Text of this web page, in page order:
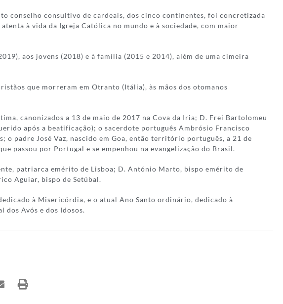
conselho consultivo de cardeais, dos cinco continentes, foi concretizada
à vida da Igreja Católica no mundo e à sociedade, com maior
aos jovens (2018) e à família (2015 e 2014), além de uma cimeira
que morreram em Otranto (Itália), às mãos dos otomanos
canonizados a 13 de maio de 2017 na Cova da Iria; D. Frei Bartolomeu
após a beatificação); o sacerdote português Ambrósio Francisco
padre José Vaz, nascido em Goa, então território português, a 21 de
passou por Portugal e se empenhou na evangelização do Brasil.
patriarca emérito de Lisboa; D. António Marto, bispo emérito de
Aguiar, bispo de Setúbal.
à Misericórdia, e o atual Ano Santo ordinário, dedicado à
dos Avós e dos Idosos.